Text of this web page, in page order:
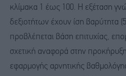
κλίμακα 1 έως 100. Η εξέταση
δεξιοτήτων έχουν ίση βαρύτητα
προβλέπεται βάση επιτυχίας,
σχετική αναφορά στην
εφαρμογής αρνητικής